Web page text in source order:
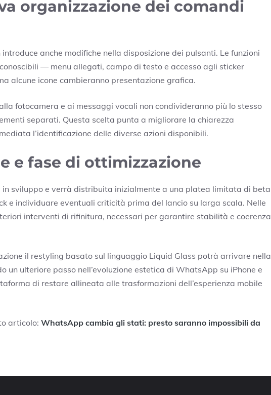
organizzazione dei comandi
anche modifiche nella disposizione dei pulsanti. Le funzioni
— menu allegati, campo di testo e accesso agli sticker
alcune icone cambieranno presentazione grafica.
fotocamera e ai messaggi vocali non condivideranno più lo stesso
separati. Questa scelta punta a migliorare la chiarezza
l’identificazione delle diverse azioni disponibili.
e fase di ottimizzazione
sviluppo e verrà distribuita inizialmente a una platea limitata di beta
e individuare eventuali criticità prima del lancio su larga scala. Nelle
interventi di rifinitura, necessari per garantire stabilità e coerenza
il restyling basato sul linguaggio Liquid Glass potrà arrivare nella
un ulteriore passo nell’evoluzione estetica di WhatsApp su iPhone e
di restare allineata alle trasformazioni dell’esperienza mobile
articolo: WhatsApp cambia gli stati: presto saranno impossibili da